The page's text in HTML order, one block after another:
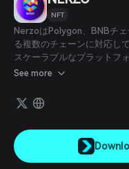
Español
Português (Brasil)
Español (Argentina)
NFT
NerzoはPolygon、BNBチ
る複数のチェーンに対応し
スケーラブルなプラットフ
ムは、さまざまなブロック
なく異なるネットワーク間
す。
See more